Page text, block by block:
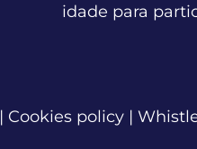
idade para
| Cookies policy |